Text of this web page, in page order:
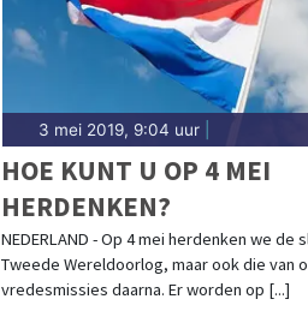
3 mei 2019, 9:04 uur|
HOE KUNT U OP 4 MEI
HERDENKEN?
NEDERLAND - Op 4 mei herdenken we de
Tweede Wereldoorlog, maar ook die van
vredesmissies daarna. Er worden op [...]